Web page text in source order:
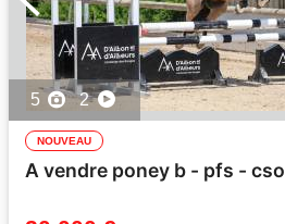
5 2
NOUVEAU
A vendre poney b - pfs - cso